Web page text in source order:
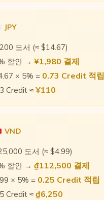
JPY
도서 (≈ $14.67)
할인 →¥1,980 결제
× 5% = 0.73 Credit 적립
Credit ≈¥110
VND
도서 (≈ $4.99)
할인 →₫112,500 결제
× 5% = 0.25 Credit 적립
Credit ≈₫6,250